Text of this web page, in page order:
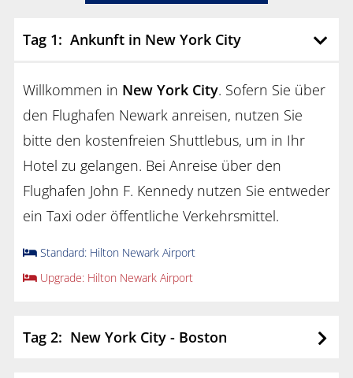
Tag 1: Ankunft in New York City
Willkommen in New York City. Sofern Sie über
den Flughafen Newark anreisen, nutzen Sie
bitte den kostenfreien Shuttlebus, um in Ihr
Hotel zu gelangen. Bei Anreise über den
Flughafen John F. Kennedy nutzen Sie entweder
ein Taxi oder öffentliche Verkehrsmittel.
Standard: Hilton Newark Airport
Upgrade: Hilton Newark Airport
Tag 2: New York City - Boston